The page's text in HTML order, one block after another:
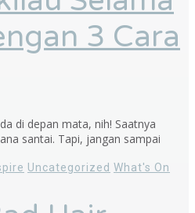
3 Cara
di depan mata, nih! Saatnya
santai. Tapi, jangan sampai
Uncategorized What's On